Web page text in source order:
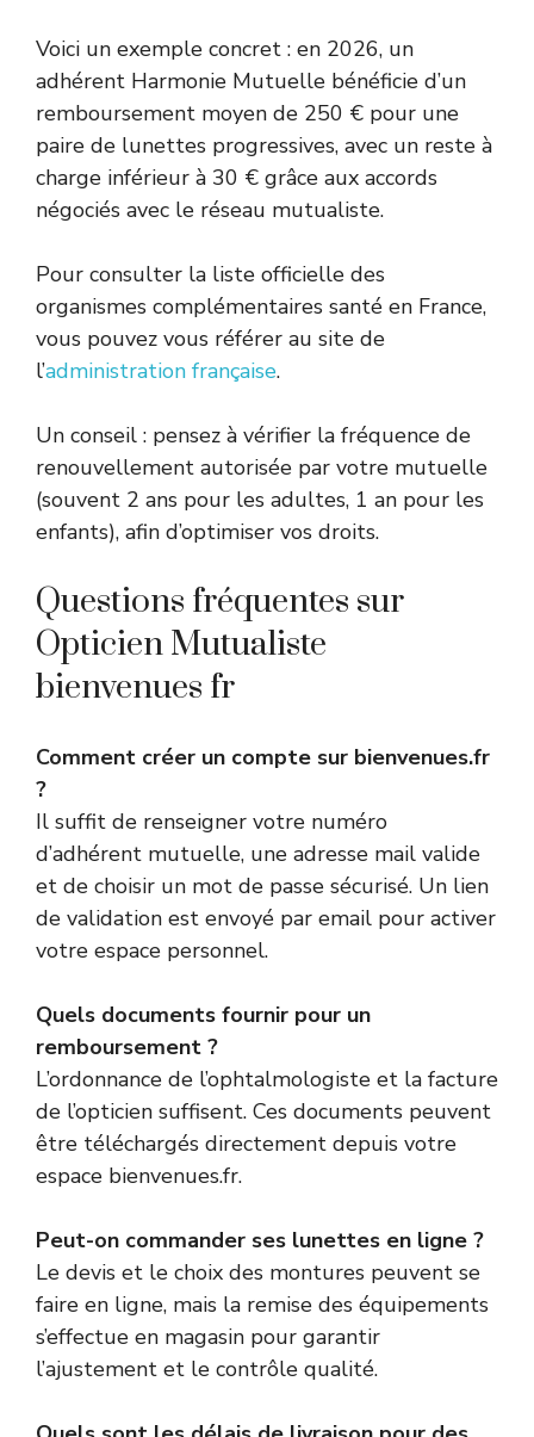
Voici un exemple concret : en 2026, un
adhérent Harmonie Mutuelle bénéficie d’un
remboursement moyen de 250 € pour une
paire de lunettes progressives, avec un reste à
charge inférieur à 30 € grâce aux accords
négociés avec le réseau mutualiste.
Pour consulter la liste officielle des
organismes complémentaires santé en France,
vous pouvez vous référer au site de
l’administration française.
Un conseil : pensez à vérifier la fréquence de
renouvellement autorisée par votre mutuelle
(souvent 2 ans pour les adultes, 1 an pour les
enfants), afin d’optimiser vos droits.
Questions fréquentes sur
Opticien Mutualiste
bienvenues fr
Comment créer un compte sur bienvenues.fr
?
Il suffit de renseigner votre numéro
d’adhérent mutuelle, une adresse mail valide
et de choisir un mot de passe sécurisé. Un lien
de validation est envoyé par email pour activer
votre espace personnel.
Quels documents fournir pour un
remboursement ?
L’ordonnance de l’ophtalmologiste et la facture
de l’opticien suffisent. Ces documents peuvent
être téléchargés directement depuis votre
espace bienvenues.fr.
Peut-on commander ses lunettes en ligne ?
Le devis et le choix des montures peuvent se
faire en ligne, mais la remise des équipements
s’effectue en magasin pour garantir
l’ajustement et le contrôle qualité.